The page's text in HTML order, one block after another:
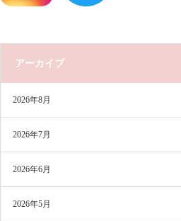
アーカイブ
2026年8月
2026年7月
2026年6月
2026年5月